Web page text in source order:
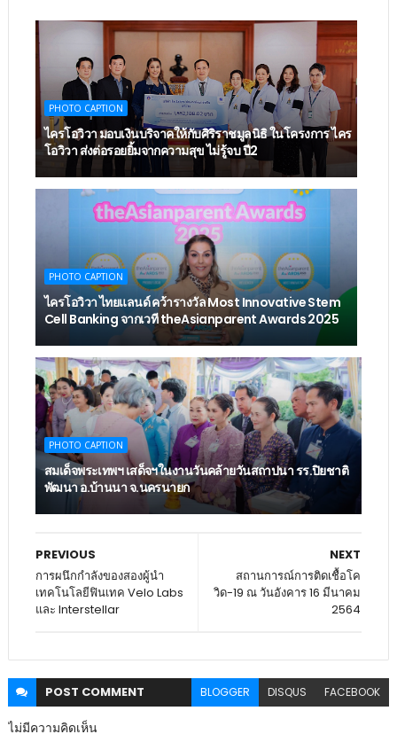
PHOTO CAPTION
ไครโอวิวา มอบเงินบริจาคให้กับศิริราชมูลนิธิ ในโครงการ ไคร
โอวิวา ส่งต่อรอยยิ้มจากความสุข ไม่รู้จบ ปี2
PHOTO CAPTION
ไครโอวิวา ไทยแลนด์ คว้ารางวัล Most Innovative Stem
Cell Banking จากเวที theAsianparent Awards 2025
PHOTO CAPTION
สมเด็จพระเทพฯ เสด็จฯในงานวันคล้ายวันสถาปนา รร.ปิยชาติ
พัฒนา อ.บ้านนา จ.นครนายก
NEXT
สถานการณ์การติดเชื้อโค
วิด-19 ณ วันอังคาร 16 มีนาคม
2564
PREVIOUS
การผนึกกำลังของสองผู้นำ
เทคโนโลยีฟินเทค Velo Labs
และ Interstellar
POST COMMENT BLOGGER DISQUS FACEBOOK
ไม่มีความคิดเห็น